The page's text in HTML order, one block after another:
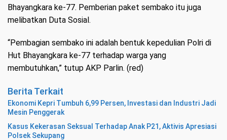
Bhayangkara ke-77. Pemberian paket sembako itu juga
melibatkan Duta Sosial.
“Pembagian sembako ini adalah bentuk kepedulian Polri di
Hut Bhayangkara ke-77 terhadap warga yang
membutuhkan,” tutup AKP Parlin. (red)
Berita Terkait
Ekonomi Kepri Tumbuh 6,99 Persen, Investasi dan Industri Jadi
Mesin Penggerak
Kasus Kekerasan Seksual Terhadap Anak P21, Aktivis Apresiasi
Polsek Sekupang